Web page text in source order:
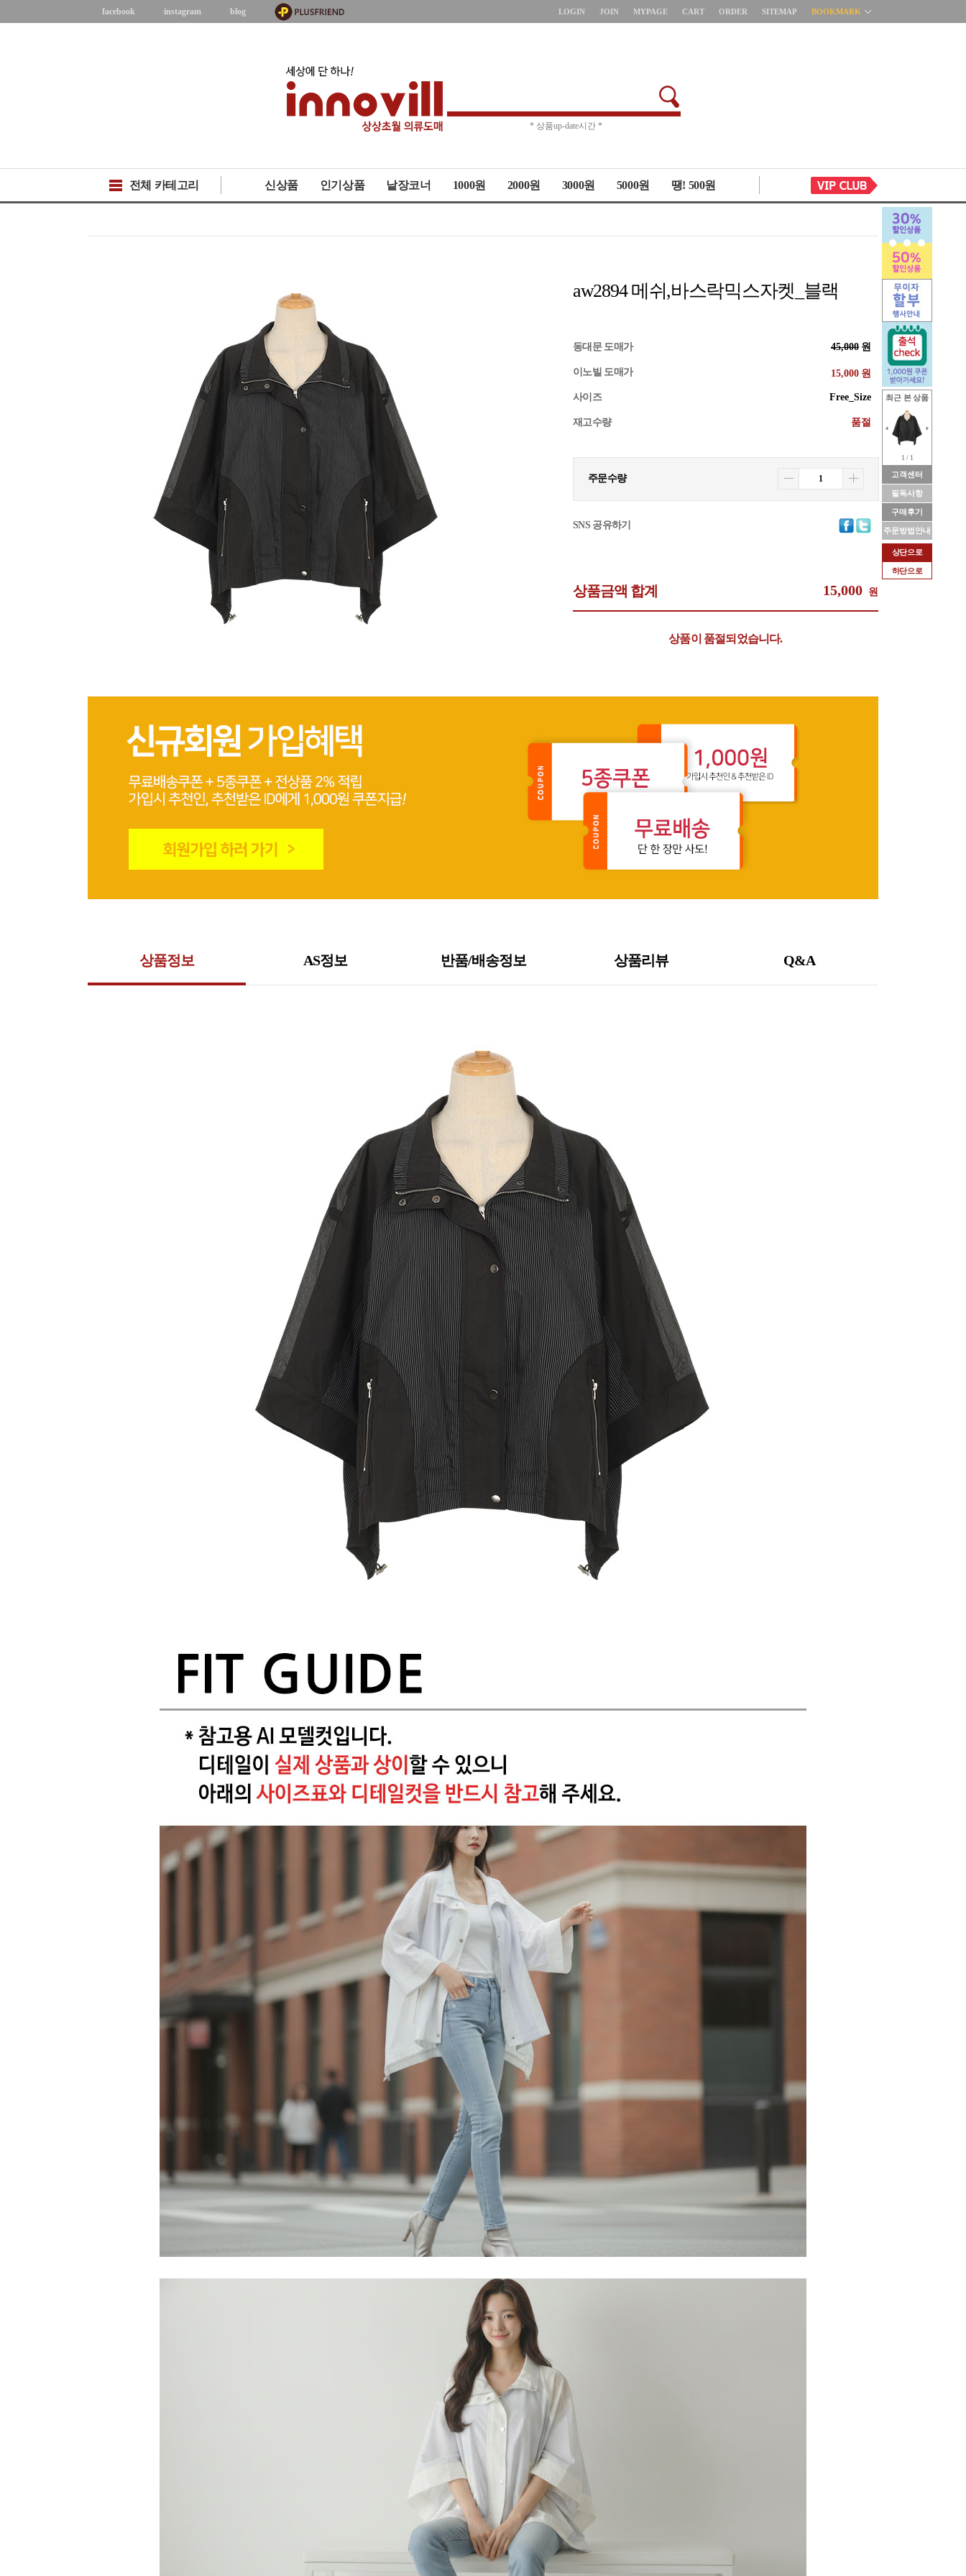
최근 본 상품
1 / 1
고객센터
필독사항
구매후기
주문방법안내
상단으로
하단으로
facebook instagram blog LOGIN JOIN MYPAGE CART ORDER SITEMAP BOOKMARK
* 주문취소 제한 *
전체 카테고리 신상품 인기상품 낱장코너 1000원 2000원 3000원 5000원 땡! 500원
aw2894 메쉬,바스락믹스자켓_블랙
상품금액 합계 15,000 원
동대문 도매가 45,000 원
이노빌 도매가 15,000 원
사이즈 Free_Size
재고수량 품절
주문수량
SNS 공유하기
상품이 품절되었습니다.
상품정보 AS정보 반품/배송정보 상품리뷰 Q&A